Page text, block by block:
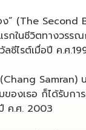
(The Second
รกในชีวิตทางวรร
ลซีไรต์เมื่อปี ค.ศ
Samran)
ของเธอ ก็ได้รับกา
ค.ศ. 2003